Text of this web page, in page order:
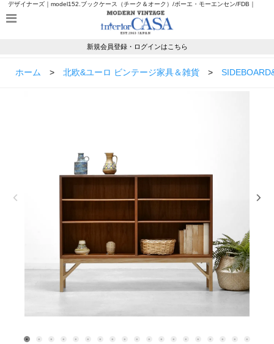
デザイナーズ｜model152.ブックケース（チーク＆オーク）/ボーエ・モーエンセン/FDB｜
UD20518ならモダンヴィンテージのインテリアカーサ
新規会員登録・ログインはこちら
ホーム > 北欧&ユーロ ビンテージ家具＆雑貨 >